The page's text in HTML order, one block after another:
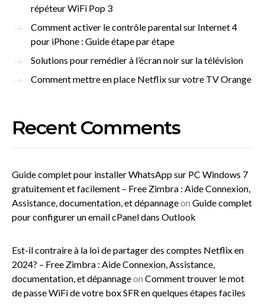
répéteur WiFi Pop 3
Comment activer le contrôle parental sur Internet 4
pour iPhone : Guide étape par étape
Solutions pour remédier à l’écran noir sur la télévision
Comment mettre en place Netflix sur votre TV Orange
Recent Comments
Guide complet pour installer WhatsApp sur PC Windows 7
gratuitement et facilement – Free Zimbra : Aide Connexion,
Assistance, documentation, et dépannageon Guide complet
pour configurer un email cPanel dans Outlook
Est-il contraire à la loi de partager des comptes Netflix en
2024? – Free Zimbra : Aide Connexion, Assistance,
documentation, et dépannageon Comment trouver le mot
de passe WiFi de votre box SFR en quelques étapes faciles